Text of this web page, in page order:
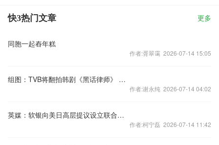
快3热门文章 更多
同胞一起舂年糕
作者:胥翠霭 2026-07-14 15:05
组图：TVB将翻拍韩剧《黑话律师》 原剧由李钟硕林允儿主演
作者:谢永纯 2026-07-14 04:02
英媒：软银向美日高层提议设立联合主权财富基金
作者:柯宁磊 2026-07-14 11:42